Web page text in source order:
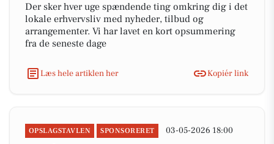
Der sker hver uge spændende ting omkring dig i det
lokale erhvervsliv med nyheder, tilbud og
arrangementer. Vi har lavet en kort opsummering
fra de seneste dage
Læs hele artiklen her Kopiér link
OPSLAGSTAVLEN SPONSORERET 03-05-2026 18:00